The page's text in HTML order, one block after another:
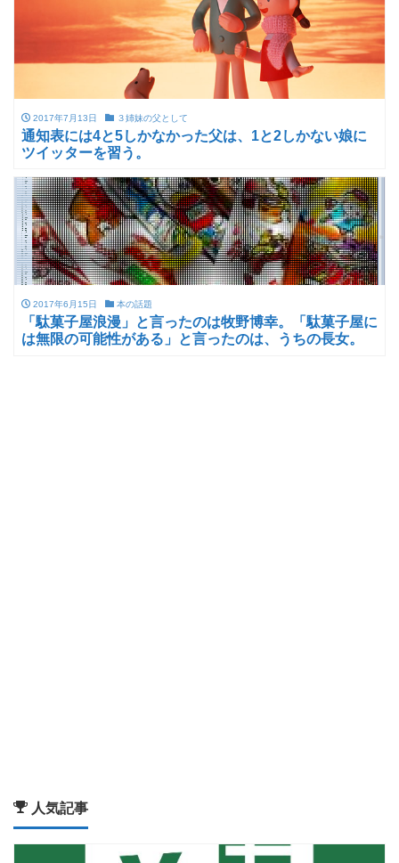
2017年7月13日 ３姉妹の父として
通知表には4と5しかなかった父は、1と2しかない娘に
ツイッターを習う。
2017年6月15日 本の話題
「駄菓子屋浪漫」と言ったのは牧野博幸。「駄菓子屋に
は無限の可能性がある」と言ったのは、うちの長女。
人気記事